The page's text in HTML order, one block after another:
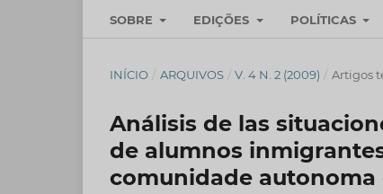
SOBRE EDIÇÕES POLÍTICAS
INÍCIO / ARQUIVOS / V. 4 N. 2 (2009) / Artigos
Análisis de las
de alumnos
comunidade autonoma